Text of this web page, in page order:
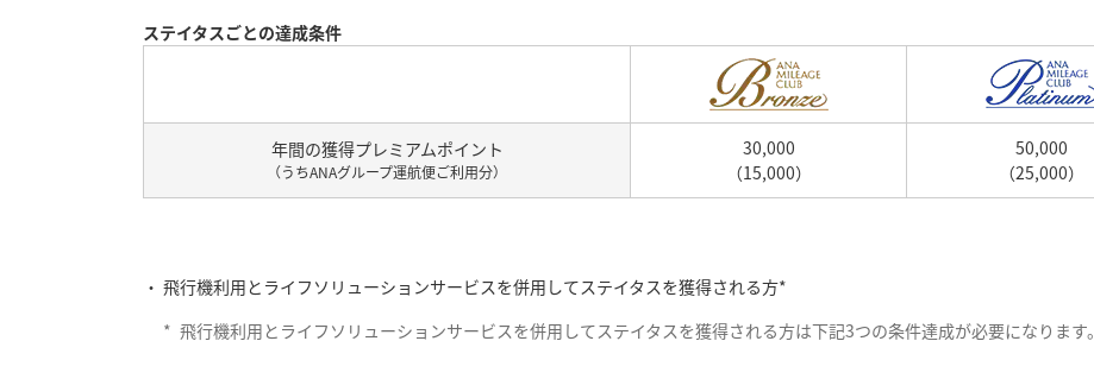
ステイタスごとの達成条件
テ
イ
タ
ス
年間の獲得プレミアムポイント
（うちANAグループ運航便ご利用分）
30,000
（15,000）
50,000
（25,000）
飛行機利用とライフソリューションサービスを併用してステイタスを獲得される方*
* 飛行機利用とライフソリューションサービスを併用してステイタスを獲得される方は下記3つの条件達成が必要になります。